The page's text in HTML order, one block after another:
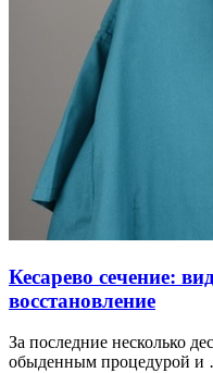
Кесарево сечение:
восстановление
За последние несколько
обыденным процедурой